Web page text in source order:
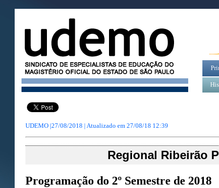
UDEMO |27/08/2018 | Atualizado em 27/08/18 12:39
Regional Ribeirão
Programação do 2º Semestre de 2018